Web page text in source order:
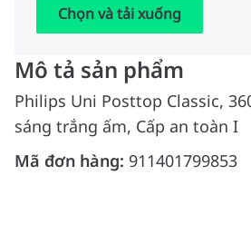
Chọn và tải xuống
Mô tả sản phẩm
Philips Uni Posttop Classic,
sáng trắng ấm, Cấp an toàn I
Mã đơn hàng: 911401799853